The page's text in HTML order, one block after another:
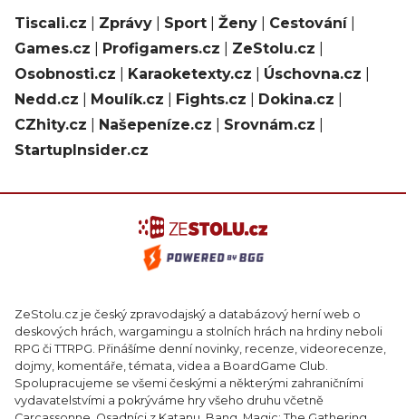
Tiscali.cz Zprávy Sport Ženy Cestování|
Games.cz
Profigamers.cz ZeStolu.cz
Osobnosti.cz
Karaoketexty.cz Úschovna.cz
Nedd.cz
Moulík.cz Fights.cz Dokina.cz
CZhity.cz
Našepeníze.cz Srovnám.cz
StartupInsider.cz
ZeStolu.cz je český zpravodajský a databázový herní web o
deskových hrách, wargamingu a stolních hrách na hrdiny neboli
RPG či TTRPG. Přinášíme denní novinky, recenze, videorecenze,
dojmy, komentáře, témata, videa a BoardGame Club.
Spolupracujeme se všemi českými a některými zahraničními
vydavatelstvími a pokrýváme hry všeho druhu včetně